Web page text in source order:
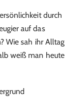
durch
auf das
Wie sah ihr Alltag
weiß man heute